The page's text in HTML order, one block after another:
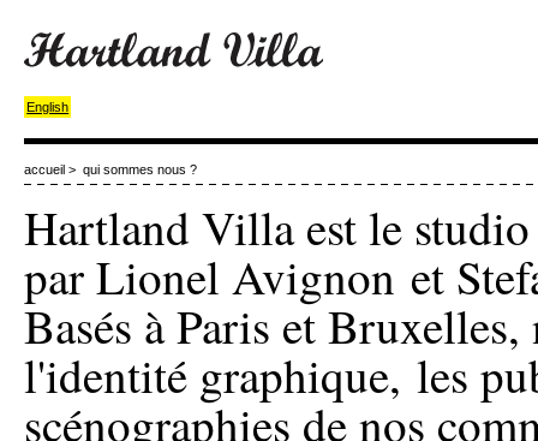
English
accueil > qui sommes nous ?
Hartland Villa est le
par Lionel Avignon et
Basés à Paris et
l'identité graphique, les
scénographies de nos